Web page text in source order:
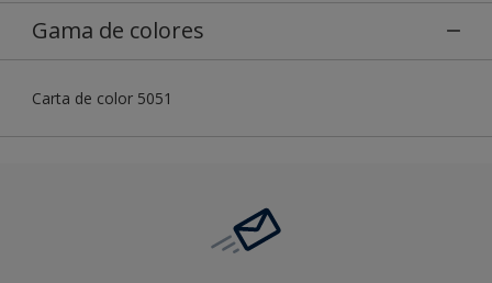
Gama de colores
Carta de color 5051